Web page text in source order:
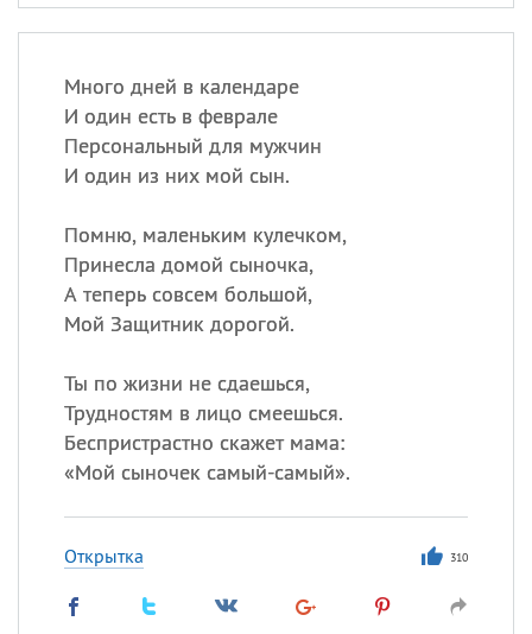
Много дней в календаре
И один есть в феврале
Персональный для мужчин
И один из них мой сын.
Помню, маленьким кулечком,
Принесла домой сыночка,
А теперь совсем большой,
Мой Защитник дорогой.
Ты по жизни не сдаешься,
Трудностям в лицо смеешься.
Беспристрастно скажет мама:
«Мой сыночек самый-самый».
Открытка 310